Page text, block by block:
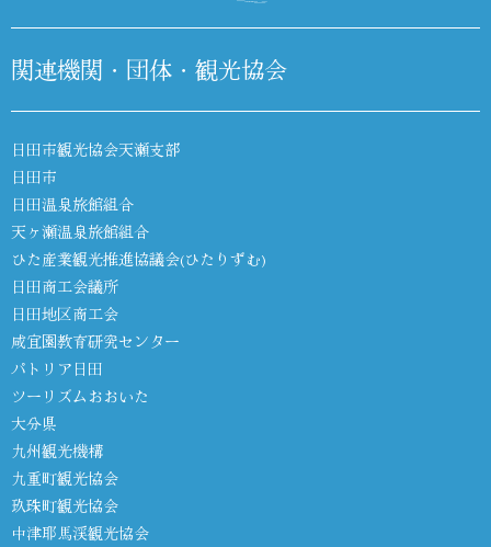
関連機関・団体・観光協会
日田市観光協会天瀬支部
日田市
日田温泉旅館組合
天ヶ瀬温泉旅館組合
ひた産業観光推進協議会(ひたりずむ)
日田商工会議所
日田地区商工会
咸宜園教育研究センター
パトリア日田
ツーリズムおおいた
大分県
九州観光機構
九重町観光協会
玖珠町観光協会
中津耶馬渓観光協会